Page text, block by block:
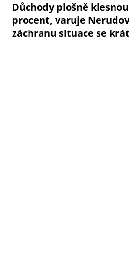
Důchody plošně klesnou
procent, varuje
záchranu situace se